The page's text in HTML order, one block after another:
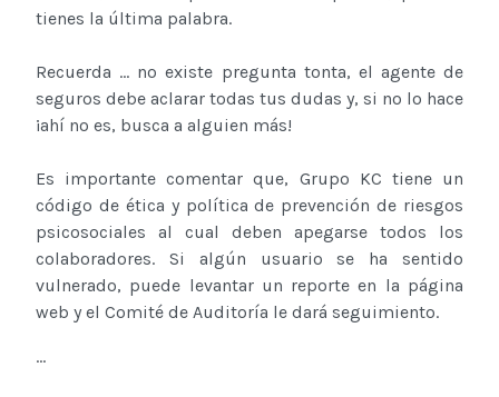
tienes la última palabra.
Recuerda … no existe pregunta tonta, el agente de
seguros debe aclarar todas tus dudas y, si no lo hace
¡ahí no es, busca a alguien más!
Es importante comentar que, Grupo KC tiene un
código de ética y política de prevención de riesgos
psicosociales al cual deben apegarse todos los
colaboradores. Si algún usuario se ha sentido
vulnerado, puede levantar un reporte en la página
web y el Comité de Auditoría le dará seguimiento.
...